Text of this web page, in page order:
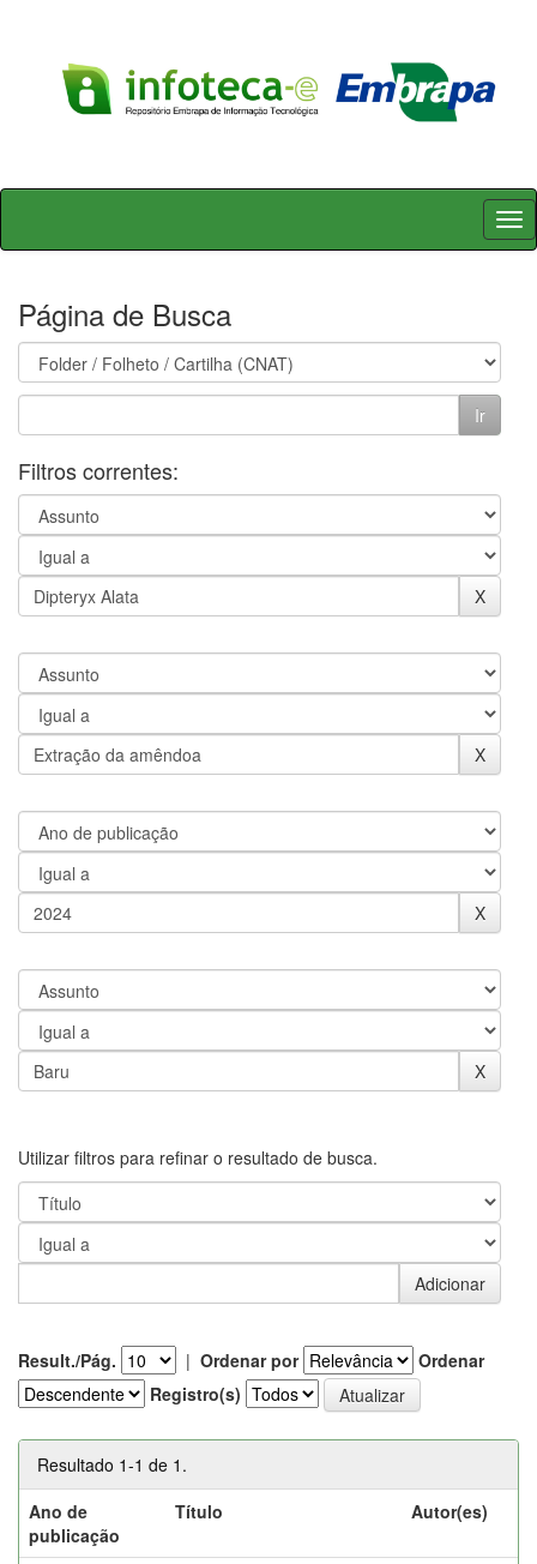
Skip
Página de Busca
Filtros correntes:
Utilizar filtros para refinar o resultado de busca.
Result./Pág. | Ordenar por
Ordenar
Registro(s)
Resultado 1-1 de 1.
Ano de
publicação
Título Autor(es)